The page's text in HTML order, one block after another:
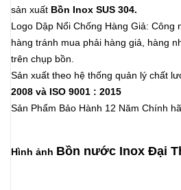
sản xuất Bồn Inox SUS 304.
Logo Dập Nổi Chống Hàng Giả: Công
hàng tránh mua phải hàng giả, hàng
trên chụp bồn.
Sản xuất theo hệ thống quản lý chất
2008 và ISO 9001 : 2015
Sản Phẩm Bảo Hành 12 Năm Chính
Hình ảnh Bồn nước Inox Đại